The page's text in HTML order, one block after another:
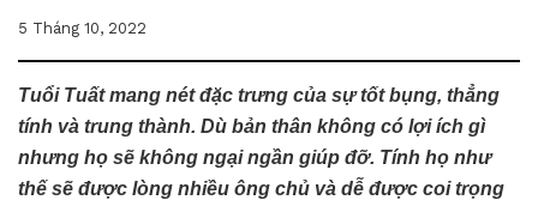
5 Tháng 10, 2022
Tuổi Tuất mang nét đặc trưng của sự tốt bụng, thẳng
tính và trung thành. Dù bản thân không có lợi ích gì
nhưng họ sẽ không ngại ngần giúp đỡ. Tính họ như
thế sẽ được lòng nhiều ông chủ và dễ được coi trọng